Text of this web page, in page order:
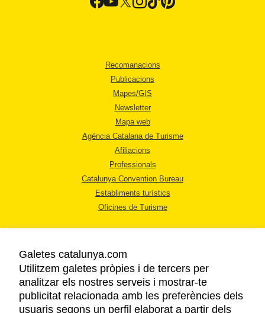
Recomanacions
Publicacions
Mapes/GIS
Newsletter
Mapa web
Agència Catalana de Turisme
Afiliacions
Professionals
Catalunya Convention Bureau
Establiments turístics
Oficines de Turisme
AVÍS LEGAL
POLÍTICA DE PRIVACITAT
Galetes catalunya.com
Utilitzem galetes pròpies i de tercers per
analitzar els nostres serveis i mostrar-te
publicitat relacionada amb les preferències dels
usuaris segons un perfil elaborat a partir dels